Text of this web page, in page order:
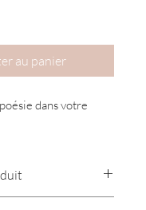
au panier
dans votre